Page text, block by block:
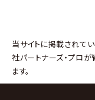
当サイトに掲載されて
社パートナーズ・プロ
ます。